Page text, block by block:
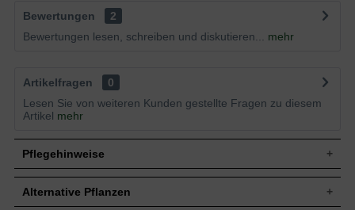
Bewertungen
2
Bewertungen lesen, schreiben und diskutieren...
mehr
Artikelfragen
0
Lesen Sie von weiteren Kunden gestellte Fragen zu diesem
Artikel mehr
Pflegehinweise
Alternative Pflanzen